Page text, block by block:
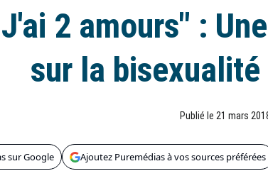
2 amours" :
sur la
Publié le 21 mars
sur Google Ajoutez Puremédias à vos sources préférées